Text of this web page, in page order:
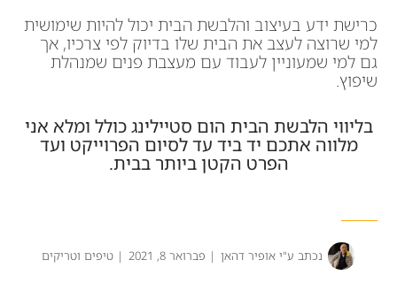
כרישת ידע בעיצוב והלבשת הבית יכול להיות שימושית
למי שרוצה לעצב את הבית שלו בדיוק לפי צרכיו, אך
גם למי שמעוניין לעבוד עם מעצבת פנים שמנהלת
שיפוץ.
בליווי הלבשת הבית הום סטיילינג כולל ומלא אני
מלווה אתכם יד ביד עד לסיום הפרוייקט ועד
הפרט הקטן ביותר בבית.
נכתב ע"י אופיר דהאן | פברואר 8, 2021 | טיפים וטריקים